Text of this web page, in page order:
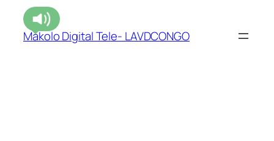
Makolo Digital Tele- LAVDCONGO